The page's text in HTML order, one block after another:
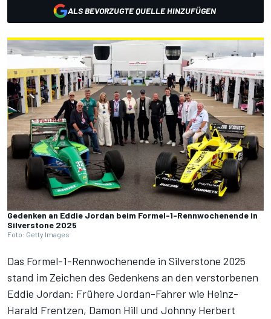
ALS BEVORZUGTE QUELLE HINZUFÜGEN
Gedenken an Eddie Jordan beim Formel-1-Rennwochenende in
Silverstone 2025
Foto: Getty Images
Das Formel-1-Rennwochenende in Silverstone 2025
stand im Zeichen des Gedenkens an den verstorbenen
Eddie Jordan: Frühere Jordan-Fahrer wie Heinz-
Harald Frentzen, Damon Hill und Johnny Herbert